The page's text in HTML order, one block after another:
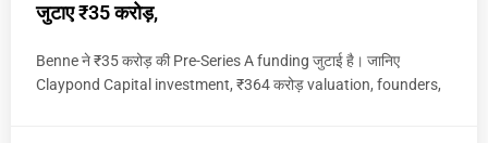
जुटाए ₹35 करोड़,
Benne ने ₹35 करोड़ की Pre-Series A funding जुटाई है। जानिए
Claypond Capital investment, ₹364 करोड़ valuation, founders,